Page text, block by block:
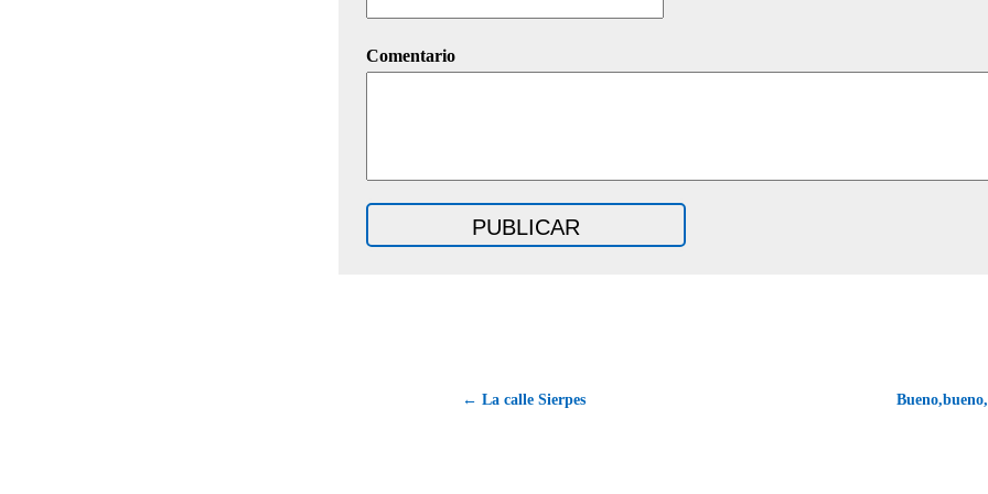
Comentario
← La calle Sierpes